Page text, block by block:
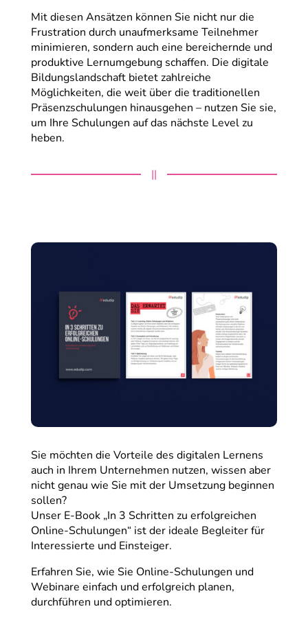
Mit diesen Ansätzen können Sie nicht nur die
Frustration durch unaufmerksame Teilnehmer
minimieren, sondern auch eine bereichernde und
produktive Lernumgebung schaffen. Die digitale
Bildungslandschaft bietet zahlreiche
Möglichkeiten, die weit über die traditionellen
Präsenzschulungen hinausgehen – nutzen Sie sie,
um Ihre Schulungen auf das nächste Level zu
heben.
||
Sie möchten die Vorteile des digitalen Lernens
auch in Ihrem Unternehmen nutzen, wissen aber
nicht genau wie Sie mit der Umsetzung beginnen
sollen?
Unser E-Book „In 3 Schritten zu erfolgreichen
Online-Schulungen“ ist der ideale Begleiter für
Interessierte und Einsteiger.
Erfahren Sie, wie Sie Online-Schulungen und
Webinare einfach und erfolgreich planen,
durchführen und optimieren.